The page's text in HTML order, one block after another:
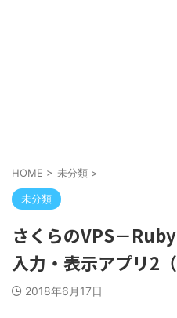
HOME > 未分類 >
未分類
さくらのVPS－
入力・表示アプリ2
2018年6月17日